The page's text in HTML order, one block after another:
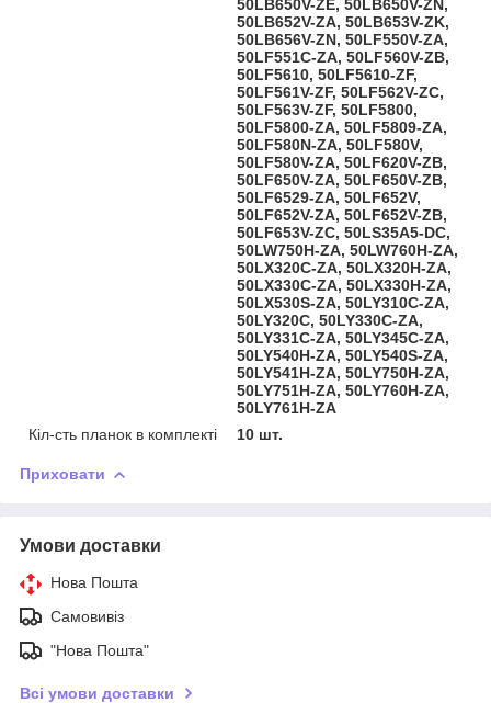
50LB650V-ZE, 50LB650V-ZN,
50LB652V-ZA, 50LB653V-ZK,
50LB656V-ZN, 50LF550V-ZA,
50LF551C-ZA, 50LF560V-ZB,
50LF5610, 50LF5610-ZF,
50LF561V-ZF, 50LF562V-ZC,
50LF563V-ZF, 50LF5800,
50LF5800-ZA, 50LF5809-ZA,
50LF580N-ZA, 50LF580V,
50LF580V-ZA, 50LF620V-ZB,
50LF650V-ZA, 50LF650V-ZB,
50LF6529-ZA, 50LF652V,
50LF652V-ZA, 50LF652V-ZB,
50LF653V-ZC, 50LS35A5-DC,
50LW750H-ZA, 50LW760H-ZA,
50LX320C-ZA, 50LX320H-ZA,
50LX330C-ZA, 50LX330H-ZA,
50LX530S-ZA, 50LY310C-ZA,
50LY320C, 50LY330C-ZA,
50LY331C-ZA, 50LY345C-ZA,
50LY540H-ZA, 50LY540S-ZA,
50LY541H-ZA, 50LY750H-ZA,
50LY751H-ZA, 50LY760H-ZA,
50LY761H-ZA
Кіл-сть планок в комплекті
10 шт.
Приховати
Умови доставки
Нова Пошта
Самовивіз
"Нова Пошта"
Всі умови доставки